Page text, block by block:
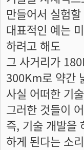
만들어서 실험
대표적인 예는
하려고 해도
그 사거리가
300Km로 약간
사실 어떠한 기
그러한 것들이
즉, 기술 개발을
하게 된다는 소